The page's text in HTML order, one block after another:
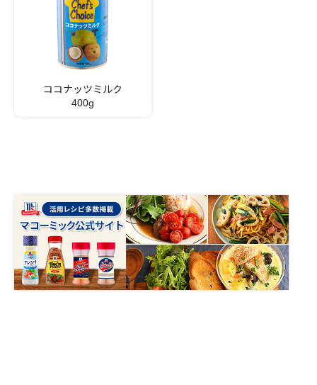
ココナッツミルク
400g